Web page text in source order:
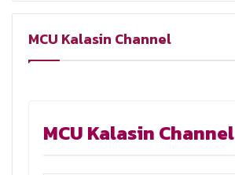
MCU Kalasin Channel
MCU Kalasin Channel